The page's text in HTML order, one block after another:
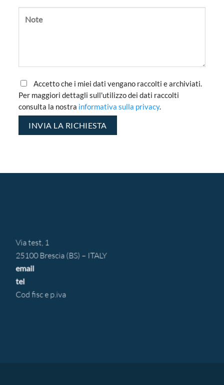
Via test, 1
25100 Brescia (BS) – ITALY
email
tel
Cod fisc e p.iva
Accetto che i miei dati vengano raccolti e archiviati.
Per maggiori dettagli sull'utilizzo dei dati raccolti
consulta la nostra informativa sulla privacy.